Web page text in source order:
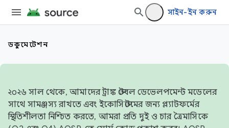
সাইন-ইন করুন
ডকুমেন্টেশন
২০২৬ সাল থেকে, আমাদের ট্রাঙ্ক স্টেবল ডেভেলপমেন্ট মডেলের
সাথে সামঞ্জস্য রাখতে এবং ইকোসিস্টেমের জন্য প্ল্যাটফর্মের
স্থিতিশীলতা নিশ্চিত করতে, আমরা প্রতি দুই ও চার ত্রৈমাসিকে